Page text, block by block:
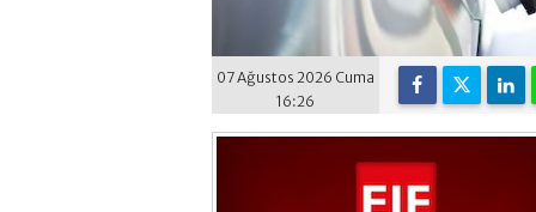
07 Ağustos 2026 Cuma
16:26